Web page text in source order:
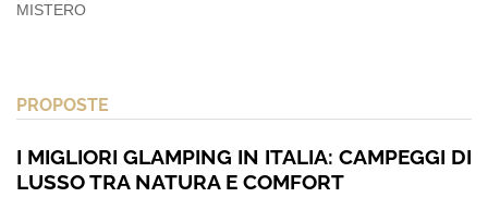
MISTERO
PROPOSTE
I MIGLIORI GLAMPING IN ITALIA: CAMPEGGI DI
LUSSO TRA NATURA E COMFORT